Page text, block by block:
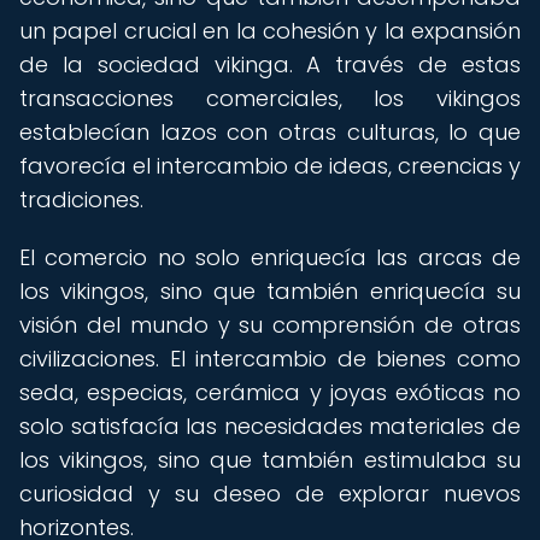
un papel crucial en la cohesión y la expansión
de la sociedad vikinga. A través de estas
transacciones comerciales, los vikingos
establecían lazos con otras culturas, lo que
favorecía el intercambio de ideas, creencias y
tradiciones.
El comercio no solo enriquecía las arcas de
los vikingos, sino que también enriquecía su
visión del mundo y su comprensión de otras
civilizaciones. El intercambio de bienes como
seda, especias, cerámica y joyas exóticas no
solo satisfacía las necesidades materiales de
los vikingos, sino que también estimulaba su
curiosidad y su deseo de explorar nuevos
horizontes.